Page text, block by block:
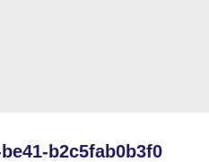
b2c5fab0b3f0